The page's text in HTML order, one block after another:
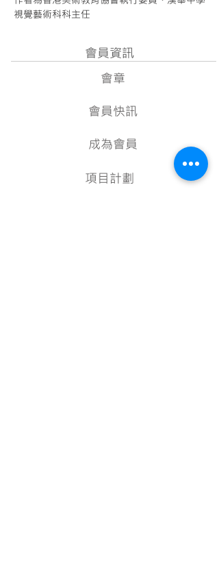
視覺藝術科科主任
會員資訊
會章
會員快訊
成為會員
項目計劃